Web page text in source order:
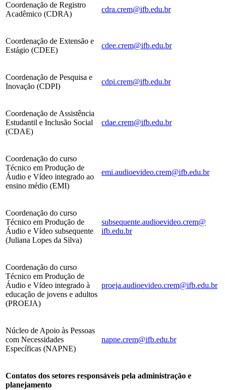
Coordenação de Registro
Acadêmico (CDRA)
cdra.crem@ifb.edu.br
Coordenação de Extensão e
Estágio (CDEE)
cdee.crem@ifb.edu.br
Coordenação de Pesquisa e
Inovação (CDPI)
cdpi.crem@ifb.edu.br
Coordenação de Assistência
Estudantil e Inclusão Social
(CDAE)
cdae.crem@ifb.edu.br
Coordenação do curso
Técnico em Produção de
Áudio e Vídeo integrado ao
ensino médio (EMI)
emi.audioevideo.crem@ifb.edu.br
Coordenação do curso
Técnico em Produção de
Áudio e Vídeo subsequente
(Juliana Lopes da Silva)
subsequente.audioevideo.crem@
ifb.edu.br
Coordenação do curso
Técnico em Produção de
Áudio e Vídeo integrado à
educação de jovens e adultos
(PROEJA)
proeja.audioevideo.crem@ifb.edu.br
Núcleo de Apoio às Pessoas
com Necessidades
Específicas (NAPNE)
napne.crem@ifb.edu.br
Contatos dos setores responsáveis pela administração e
planejamento